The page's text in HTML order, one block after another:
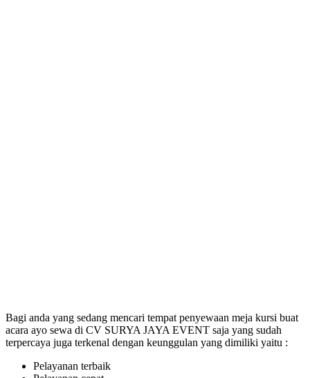
Bagi anda yang sedang mencari tempat penyewaan meja kursi buat
acara ayo sewa di CV SURYA JAYA EVENT saja yang sudah
terpercaya juga terkenal dengan keunggulan yang dimiliki yaitu :
Pelayanan terbaik